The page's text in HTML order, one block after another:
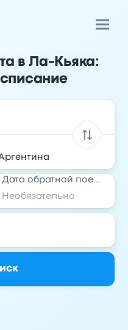
в Ла-Кьяка:
Дата обратной поездки